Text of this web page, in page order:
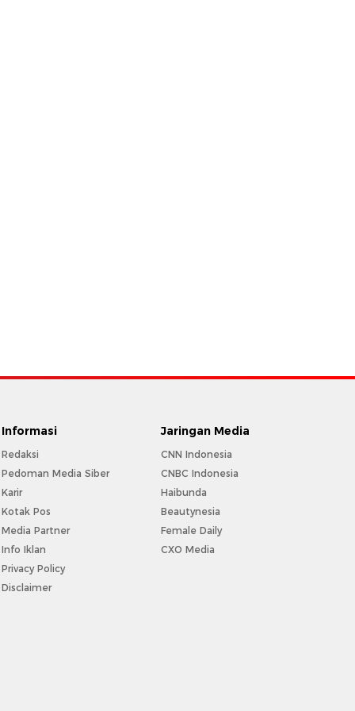
Informasi
Redaksi
Pedoman Media Siber
Karir
Kotak Pos
Media Partner
Info Iklan
Privacy Policy
Disclaimer
Jaringan Media
CNN Indonesia
CNBC Indonesia
Haibunda
Beautynesia
Female Daily
CXO Media